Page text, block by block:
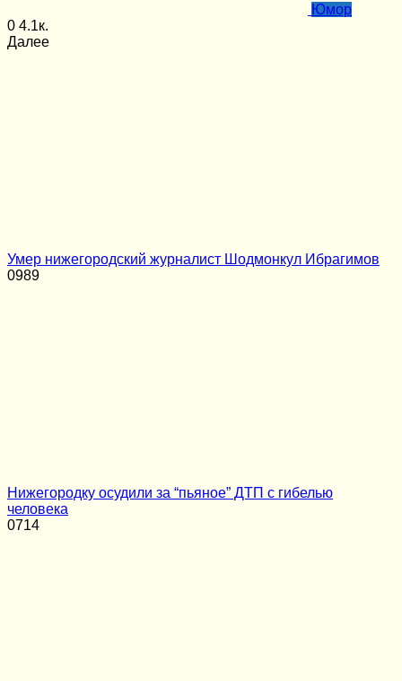
Юмор
0 4.1к.
Далее
Умер нижегородский журналист Шодмонкул Ибрагимов
0989
Нижегородку осудили за “пьяное” ДТП с гибелью
человека
0714